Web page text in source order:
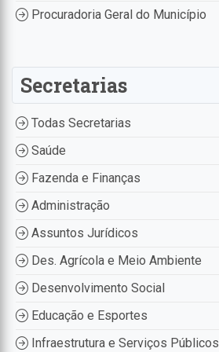
Procuradoria Geral do Município
Secretarias
Todas Secretarias
Saúde
Fazenda e Finanças
Administração
Assuntos Jurídicos
Des. Agrícola e Meio Ambiente
Desenvolvimento Social
Educação e Esportes
Infraestrutura e Serviços Públicos